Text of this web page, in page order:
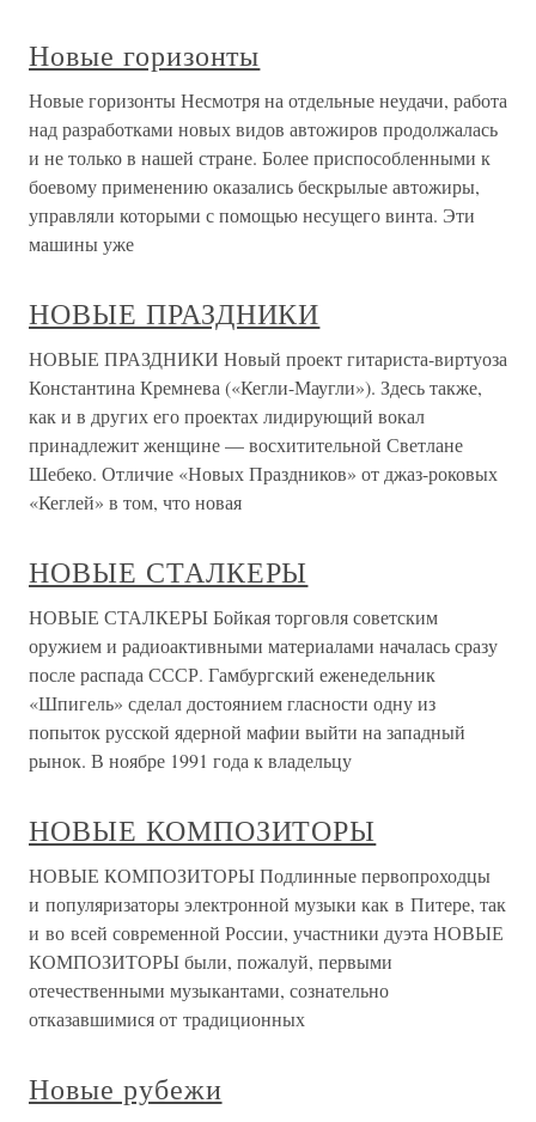
Новые горизонты
Новые горизонты Несмотря на отдельные неудачи, работа
над разработками новых видов автожиров продолжалась
и не только в нашей стране. Более приспособленными к
боевому применению оказались бескрылые автожиры,
управляли которыми с помощью несущего винта. Эти
машины уже
НОВЫЕ ПРАЗДНИКИ
НОВЫЕ ПРАЗДНИКИ Новый проект гитариста-виртуоза
Константина Кремнева («Кегли-Маугли»). Здесь также,
как и в других его проектах лидирующий вокал
принадлежит женщине — восхитительной Светлане
Шебеко. Отличие «Новых Праздников» от джаз-роковых
«Кеглей» в том, что новая
НОВЫЕ СТАЛКЕРЫ
НОВЫЕ СТАЛКЕРЫ Бойкая торговля советским
оружием и радиоактивными материалами началась сразу
после распада СССР. Гамбургский еженедельник
«Шпигель» сделал достоянием гласности одну из
попыток русской ядерной мафии выйти на западный
рынок. В ноябре 1991 года к владельцу
НОВЫЕ КОМПОЗИТОРЫ
НОВЫЕ КОМПОЗИТОРЫ Подлинные первопроходцы
и популяризаторы электронной музыки как в Питере, так
и во всей современной России, участники дуэта НОВЫЕ
КОМПОЗИТОРЫ были, пожалуй, первыми
отечественными музыкантами, сознательно
отказавшимися от традиционных
Новые рубежи